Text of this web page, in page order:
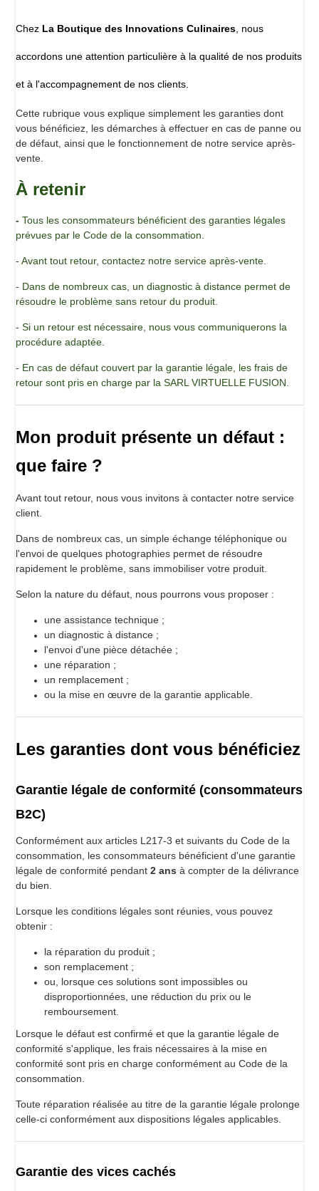
Conseils d'utilisation
Conserver dans un endroit frais, loin de toutes sources de
chaleur.
limite d'utilisation optimale (DLUO), même après
dans leur
bain" de vinaigre
Après ouverture, conserver au frais.
Conditionnement
Chez La Boutique des Innovations Culinaires , nous
accordons une attention particulière à la qualité de nos produits
et à l'accompagnement de nos clients.
Cette rubrique vous explique simplement les garanties dont
vous bénéficiez, les démarches à effectuer en cas de panne ou
de défaut, ainsi que le fonctionnement de notre service après-
vente.
À retenir
- Tous les consommateurs bénéficient des garanties légales
prévues par le Code de la consommation.
- Avant tout retour, contactez notre service après-vente.
- Dans de nombreux cas, un diagnostic à distance permet de
résoudre le problème sans retour du produit.
- Si un retour est nécessaire, nous vous communiquerons la
procédure adaptée.
- En cas de défaut couvert par la garantie légale, les frais de
retour sont pris en charge par la SARL VIRTUELLE FUSION.
Mon produit présente un défaut :
que faire ?
Avant tout retour, nous vous invitons à contacter notre service
client.
Dans de nombreux cas, un simple échange téléphonique ou
l'envoi de quelques photographies permet de résoudre
rapidement le problème, sans immobiliser votre produit.
Selon la nature du défaut, nous pourrons vous proposer :
une assistance technique ;
un diagnostic à distance ;
l'envoi d'une pièce détachée ;
une réparation ;
un remplacement ;
ou la mise en œuvre de la garantie applicable.
Les garanties dont vous bénéficiez
Garantie légale de conformité (consommateurs
B2C)
Conformément aux articles L217-3 et suivants du Code de la
consommation, les consommateurs bénéficient d'une garantie
légale de conformité pendant 2 ans à compter de la délivrance
du bien.
Lorsque les conditions légales sont réunies, vous pouvez
obtenir :
la réparation du produit ;
son remplacement ;
ou, lorsque ces solutions sont impossibles ou
disproportionnées, une réduction du prix ou le
remboursement.
Lorsque le défaut est confirmé et que la garantie légale de
conformité s'applique, les frais nécessaires à la mise en
conformité sont pris en charge conformément au Code de la
consommation.
Toute réparation réalisée au titre de la garantie légale prolonge
celle-ci conformément aux dispositions légales applicables.
Garantie des vices cachés